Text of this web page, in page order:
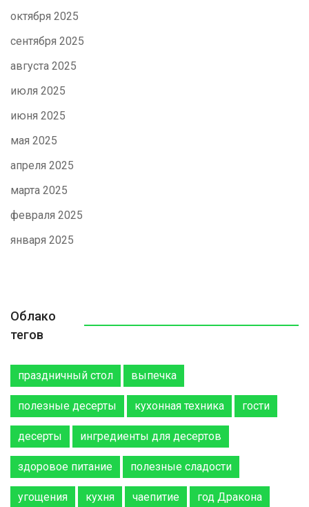
октября 2025
сентября 2025
августа 2025
июля 2025
июня 2025
мая 2025
апреля 2025
марта 2025
февраля 2025
января 2025
Облако
тегов
праздничный стол выпечка
полезные десерты кухонная техника гости
десерты ингредиенты для десертов
здоровое питание полезные сладости
угощения кухня чаепитие год Дракона